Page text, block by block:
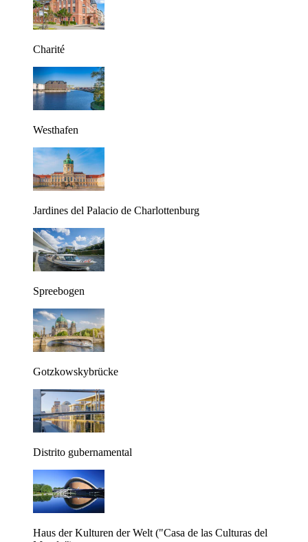
Charité
Westhafen
Jardines del Palacio de Charlottenburg
Spreebogen
Gotzkowskybrücke
Distrito gubernamental
Haus der Kulturen der Welt ("Casa de las Culturas del